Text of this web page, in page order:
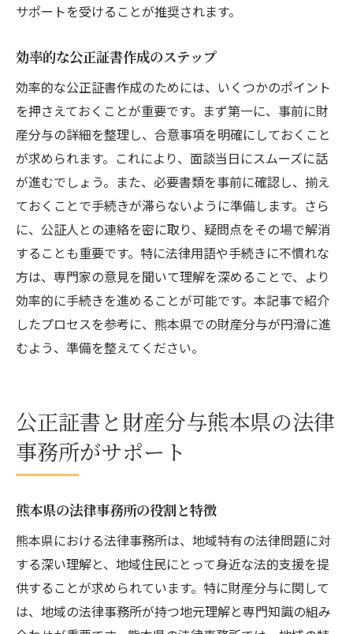
サポートを受けることが推奨されます。
効率的な公正証書作成のステップ
効率的な公正証書作成のためには、いくつかのポイント
を押さえておくことが重要です。まず第一に、事前に財
産分与の詳細を整理し、合意事項を明確にしておくこと
が求められます。これにより、面談当日にスムーズに話
が進むでしょう。また、必要書類を事前に確認し、揃え
ておくことで手続きが滞らないように準備します。さら
に、公証人との連絡を密に取り、疑問点をその場で解消
することも重要です。特に法律用語や手続きに不慣れな
方は、専門家の意見を聞いて理解を深めることで、より
効率的に手続きを進めることが可能です。本記事で紹介
したプロセスを参考に、熊本県での財産分与が円滑に進
むよう、準備を整えてください。
公正証書と財産分与熊本県の法律
事務所がサポート
熊本県の法律事務所の役割と特徴
熊本県における法律事務所は、地域特有の法律問題に対
する深い理解と、地域住民にとって身近な法的支援を提
供することが求められています。特に財産分与に関して
は、地域の法律事務所が持つ地元理解と専門知識の組み